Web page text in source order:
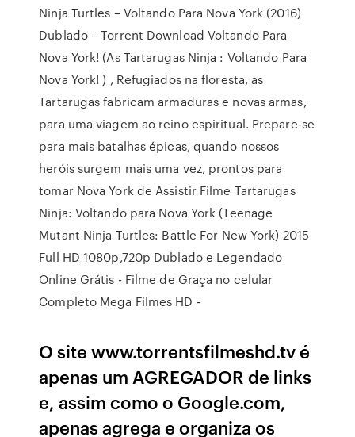
Ninja Turtles – Voltando Para Nova York (2016)
Dublado – Torrent Download Voltando Para
Nova York! (As Tartarugas Ninja : Voltando Para
Nova York! ) , Refugiados na floresta, as
Tartarugas fabricam armaduras e novas armas,
para uma viagem ao reino espiritual. Prepare-se
para mais batalhas épicas, quando nossos
heróis surgem mais uma vez, prontos para
tomar Nova York de Assistir Filme Tartarugas
Ninja: Voltando para Nova York (Teenage
Mutant Ninja Turtles: Battle For New York) 2015
Full HD 1080p,720p Dublado e Legendado
Online Grátis - Filme de Graça no celular
Completo Mega Filmes HD -
O site www.torrentsfilmeshd.tv é
apenas um AGREGADOR de links
e, assim como o Google.com,
apenas agrega e organiza os